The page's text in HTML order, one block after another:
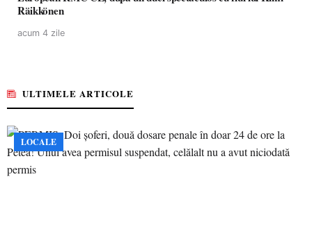
Räikkönen
acum 4 zile
ULTIMELE ARTICOLE
LOCALE